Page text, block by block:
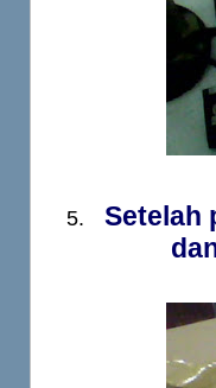
Setelah